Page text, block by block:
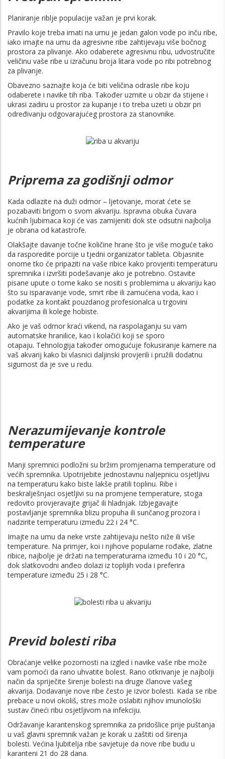
Planiranje riblje populacije važan je prvi korak.
Pravilo koje treba imati na umu je jedan galon vode po inču ribe,
iako imajte na umu da agresivne ribe zahtijevaju više bočnog
prostora za plivanje. Ako odaberete agresivnu ribu, udvostručite
veličinu vaše ribe u izračunu broja litara vode po ribi potrebnog
za plivanje.
Obavezno saznajte koja će biti veličina odrasle ribe koju
odaberete i navike tih riba. Također uzmite u obzir da stijene i
ukrasi zadiru u prostor za kupanje i to treba uzeti u obzir pri
određivanju odgovarajućeg prostora za stanovnike.
Priprema za godišnji odmor
Kada odlazite na duži odmor – ljetovanje, morat ćete se
pozabaviti brigom o svom akvariju. Ispravna obuka čuvara
kućnih ljubimaca koji će vas zamijeniti dok ste odsutni najbolja
je obrana od katastrofe.
Olakšajte davanje točne količine hrane što je više moguće tako
da rasporedite porcije u tjedni organizator tableta. Objasnite
onome tko će pripaziti na vaše ribice kako provjeriti temperaturu
spremnika i izvršiti podešavanje ako je potrebno. Ostavite
pisane upute o tome kako se nositi s problemima u akvariju kao
što su isparavanje vode, smrt ribe ili zamućena voda, kao i
podatke za kontakt pouzdanog profesionalca u trgovini
akvarijima ili kolege hobiste.
Ako je vaš odmor kraći vikend, na raspolaganju su vam
automatske hranilice, kao i kolačići koji se sporo
otapaju. Tehnologija također omogućuje fokusiranje kamere na
vaš akvarij kako bi vlasnici daljinski provjerili i pružili dodatnu
sigurnost da je sve u redu.
Nerazumijevanje kontrole
temperature
Manji spremnici podložni su bržim promjenama temperature od
većih spremnika. Upotrijebite jednostavnu naljepnicu osjetljivu
na temperaturu kako biste lakše pratili toplinu. Ribe i
beskralješnjaci osjetljivi su na promjene temperature, stoga
redovito provjeravajte grijač ili hladnjak. Izbjegavajte
postavljanje spremnika blizu propuha ili sunčanog prozora i
nadzirite temperaturu između 22 i 24 °C.
Imajte na umu da neke vrste zahtijevaju nešto niže ili više
temperature. Na primjer, koi i njihove popularne rođake, zlatne
ribice, najbolje je držati na temperaturama između 10 i 20 °C,
dok slatkovodni anđeo dolazi iz toplijih voda i preferira
temperature između 25 i 28 °C.
Previd bolesti riba
Obraćanje velike pozornosti na izgled i navike vaše ribe može
vam pomoći da rano uhvatite bolest. Rano otkrivanje je najbolji
način da spriječite širenje bolesti na druge članove vašeg
akvarija. Dodavanje nove ribe često je izvor bolesti. Kada se ribe
prebace u novi okoliš, stres može oslabiti njihov imunološki
sustav čineći ribu osjetljivom na infekciju.
Održavanje karantenskog spremnika za pridošlice prije puštanja
u vaš glavni spremnik važan je korak u zaštiti od širenja
bolesti. Većina ljubitelja ribe savjetuje da nove ribe budu u
karanteni 21 do 28 dana.